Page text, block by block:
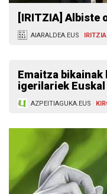
[IRITZIA] Albiste
AIARALDEA.EUS IRITZIA
Emaitza
igerilariek
AZPEITIAGUKA.EUS